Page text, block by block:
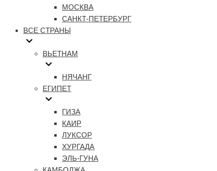
МОСКВА
САНКТ-ПЕТЕРБУРГ
ВСЕ СТРАНЫ
ВЬЕТНАМ
НЯЧАНГ
ЕГИПЕТ
ГИЗА
КАИР
ЛУКСОР
ХУРГАДА
ЭЛЬ-ГУНА